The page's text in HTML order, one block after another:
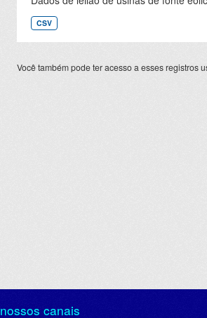
CSV
Você também pode ter acesso a esses registros
nossos canais